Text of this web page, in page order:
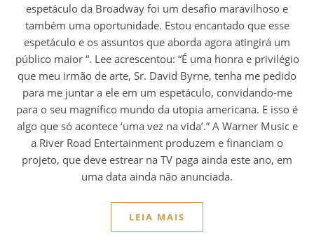
espetáculo da Broadway foi um desafio maravilhoso e
também uma oportunidade. Estou encantado que esse
espetáculo e os assuntos que aborda agora atingirá um
público maior “. Lee acrescentou: “É uma honra e privilégio
que meu irmão de arte, Sr. David Byrne, tenha me pedido
para me juntar a ele em um espetáculo, convidando-me
para o seu magnífico mundo da utopia americana. E isso é
algo que só acontece ‘uma vez na vida’.” A Warner Music e
a River Road Entertainment produzem e financiam o
projeto, que deve estrear na TV paga ainda este ano, em
uma data ainda não anunciada.
LEIA MAIS